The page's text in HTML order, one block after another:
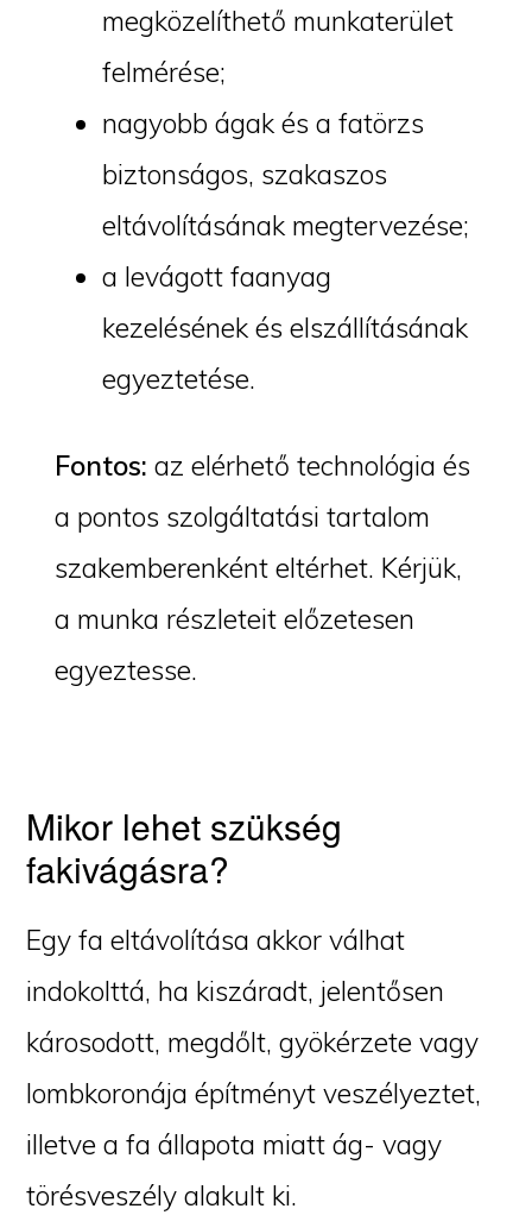
megközelíthető munkaterület
felmérése;
nagyobb ágak és a fatörzs
biztonságos, szakaszos
eltávolításának megtervezése;
a levágott faanyag
kezelésének és elszállításának
egyeztetése.
Fontos: az elérhető technológia és
a pontos szolgáltatási tartalom
szakemberenként eltérhet. Kérjük,
a munka részleteit előzetesen
egyeztesse.
Mikor lehet szükség
fakivágásra?
Egy fa eltávolítása akkor válhat
indokolttá, ha kiszáradt, jelentősen
károsodott, megdőlt, gyökérzete vagy
lombkoronája építményt veszélyeztet,
illetve a fa állapota miatt ág- vagy
törésveszély alakult ki.